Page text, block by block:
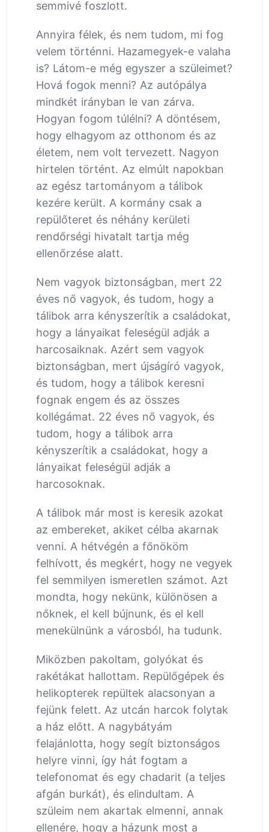
semmivé foszlott.
Annyira félek, és nem tudom, mi fog
velem történni. Hazamegyek-e valaha
is? Látom-e még egyszer a szüleimet?
Hová fogok menni? Az autópálya
mindkét irányban le van zárva.
Hogyan fogom túlélni? A döntésem,
hogy elhagyom az otthonom és az
életem, nem volt tervezett. Nagyon
hirtelen történt. Az elmúlt napokban
az egész tartományom a tálibok
kezére került. A kormány csak a
repülőteret és néhány kerületi
rendőrségi hivatalt tartja még
ellenőrzése alatt.
Nem vagyok biztonságban, mert 22
éves nő vagyok, és tudom, hogy a
tálibok arra kényszerítik a családokat,
hogy a lányaikat feleségül adják a
harcosaiknak. Azért sem vagyok
biztonságban, mert újságíró vagyok,
és tudom, hogy a tálibok keresni
fognak engem és az összes
kollégámat. 22 éves nő vagyok, és
tudom, hogy a tálibok arra
kényszerítik a családokat, hogy a
lányaikat feleségül adják a
harcosoknak.
A tálibok már most is keresik azokat
az embereket, akiket célba akarnak
venni. A hétvégén a főnököm
felhívott, és megkért, hogy ne vegyek
fel semmilyen ismeretlen számot. Azt
mondta, hogy nekünk, különösen a
nőknek, el kell bújnunk, és el kell
menekülnünk a városból, ha tudunk.
Miközben pakoltam, golyókat és
rakétákat hallottam. Repülőgépek és
helikopterek repültek alacsonyan a
fejünk felett. Az utcán harcok folytak
a ház előtt. A nagybátyám
felajánlotta, hogy segít biztonságos
helyre vinni, így hát fogtam a
telefonomat és egy chadarit (a teljes
afgán burkát), és elindultam. A
szüleim nem akartak elmenni, annak
ellenére, hogy a házunk most a